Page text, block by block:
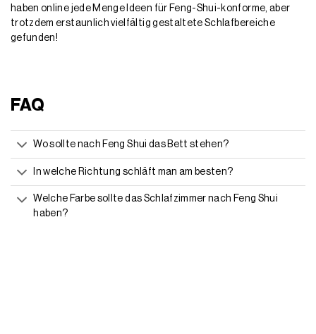
haben online jede Menge Ideen für Feng-Shui-konforme, aber
trotzdem erstaunlich vielfältig gestaltete Schlafbereiche
gefunden!
FAQ
Wo sollte nach Feng Shui das Bett stehen?
In welche Richtung schläft man am besten?
Welche Farbe sollte das Schlafzimmer nach Feng Shui
haben?